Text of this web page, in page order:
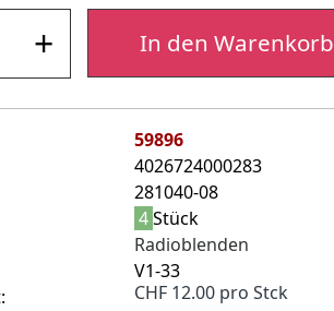
+ In den Warenkorb
59896
4026724000283
281040-08
4Stück
Radioblenden
V1-33
CHF 12.00 pro Stck